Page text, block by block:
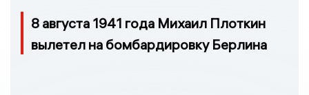
8 августа 1941 года Михаил Плоткин
вылетел на бомбардировку Берлина